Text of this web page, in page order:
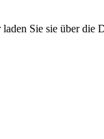
Sie sie über